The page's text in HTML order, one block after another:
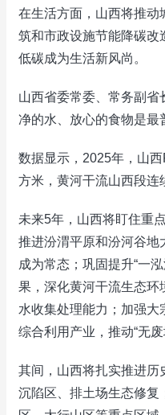
在生活方面，山西将推动
筑和市政设施节能降碳改
低碳成为生活新风尚。
山西省委常委、常务副省
净的水、放心的食物是最
数据显示，2025年，山
方米，黄河干流山西段连
未来5年，山西将盯住重
推进汾渭平原和汾河谷地
成为常态；巩固提升“一
果，深化黄河干流生态环
水收集处理能力；加强大
综合利用产业，推动“无废
其间，山西将扎实推进历
沉陷区、排土场生态修复